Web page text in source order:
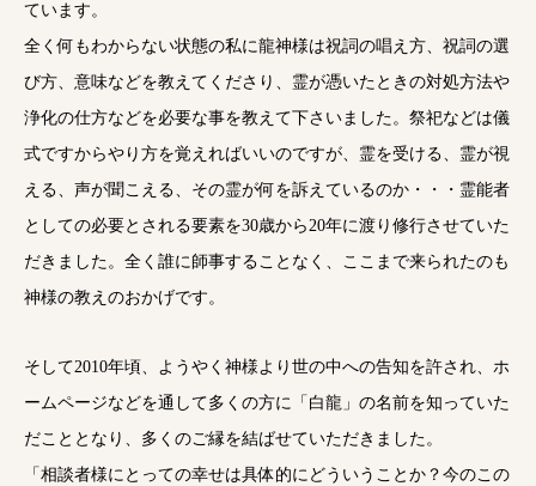
ています。
全く何もわからない状態の私に龍神様は祝詞の唱え方、祝詞の選
び方、意味などを教えてくださり、霊が憑いたときの対処方法や
浄化の仕方などを必要な事を教えて下さいました。祭祀などは儀
式ですからやり方を覚えればいいのですが、霊を受ける、霊が視
える、声が聞こえる、その霊が何を訴えているのか・・・霊能者
としての必要とされる要素を30歳から20年に渡り修行させていた
だきました。全く誰に師事することなく、ここまで来られたのも
神様の教えのおかげです。
そして2010年頃、ようやく神様より世の中への告知を許され、ホ
ームページなどを通して多くの方に「白龍」の名前を知っていた
だこととなり、多くのご縁を結ばせていただきました。
「相談者様にとっての幸せは具体的にどういうことか？今のこの